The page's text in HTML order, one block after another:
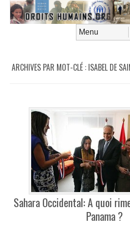
ARCHIVES PAR MOT-CLÉ : ISABEL DE
Sahara Occidental: A quoi
Panama ?